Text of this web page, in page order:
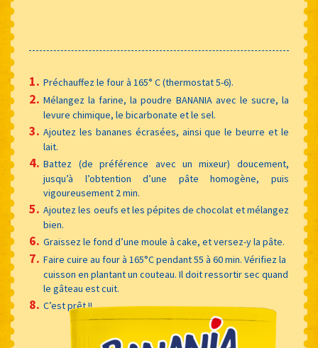
Préchauffez le four à 165° C (thermostat 5-6).
Mélangez la farine, la poudre BANANIA avec le sucre, la
levure chimique, le bicarbonate et le sel.
Ajoutez les bananes écrasées, ainsi que le beurre et le
lait.
Battez (de préférence avec un mixeur) doucement,
jusqu’à l’obtention d’une pâte homogène, puis
vigoureusement 2 min.
Ajoutez les oeufs et les pépites de chocolat et mélangez
bien.
Graissez le fond d’une moule à cake, et versez-y la pâte.
Faire cuire au four à 165°C pendant 55 à 60 min. Vérifiez la
cuisson en plantant un couteau. Il doit ressortir sec quand
le gâteau est cuit.
C’est prêt !!